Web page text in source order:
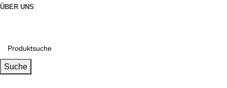
ÜBER UNS
Suche